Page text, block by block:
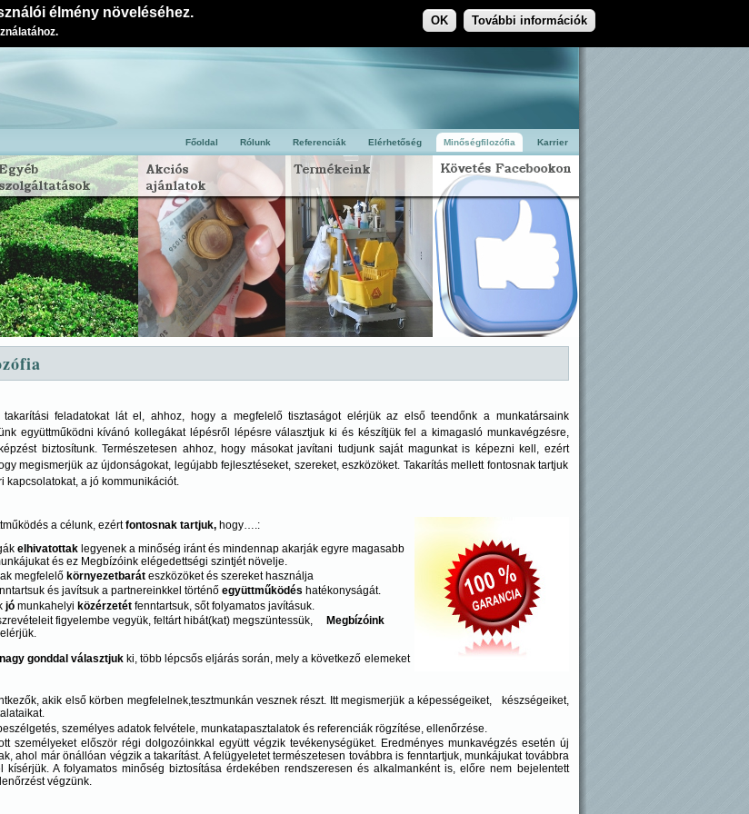
élmény növeléséhez.
OK További információk
Főoldal Rólunk Referenciák Elérhetőség Minőségfilozófia Karrier
takarítási feladatokat lát el, ahhoz, hogy a megfelelő tisztaságot elérjük az első teendőnk a munkatársaink
együttműködni kívánó kollegákat lépésről lépésre választjuk ki és készítjük fel a kimagasló munkavégzésre,
biztosítunk. Természetesen ahhoz, hogy másokat javítani tudjunk saját magunkat is képezni kell, ezért
megismerjük az újdonságokat, legújabb fejlesztéseket, szereket, eszközöket. Takarítás mellett fontosnak tartjuk
kapcsolatokat, a jó kommunikációt.
a célunk, ezértfontosnak tartjuk,hogy….:
elhivatottak legyenek a minőség iránt és mindennap akarják egyre magasabb
és ez Megbízóink elégedettségi szintjét növelje.
megfelelő környezetbaráteszközöket és szereket használja
és javítsuk a partnereinkkel történő együttműködés hatékonyságát.
jó munkahelyi közérzetétfenntartsuk, sőt folyamatos javításuk.
figyelembe vegyük, feltárt hibát(kat) megszüntessük,
Megbízóink
gonddal választjukki, több lépcsős eljárás során, mely a következő elemeket
akik első körben megfelelnek,tesztmunkán vesznek részt. Itt megismerjük a képességeiket, készségeiket,
személyes adatok felvétele, munkatapasztalatok és referenciák rögzítése, ellenőrzése.
személyeket először régi dolgozóinkkal együtt végzik tevékenységüket. Eredményes munkavégzés esetén új
ahol már önállóan végzik a takarítást. A felügyeletet természetesen továbbra is fenntartjuk, munkájukat továbbra
kísérjük. A folyamatos minőség biztosítása érdekében rendszeresen és alkalmanként is, előre nem bejelentett
végzünk.